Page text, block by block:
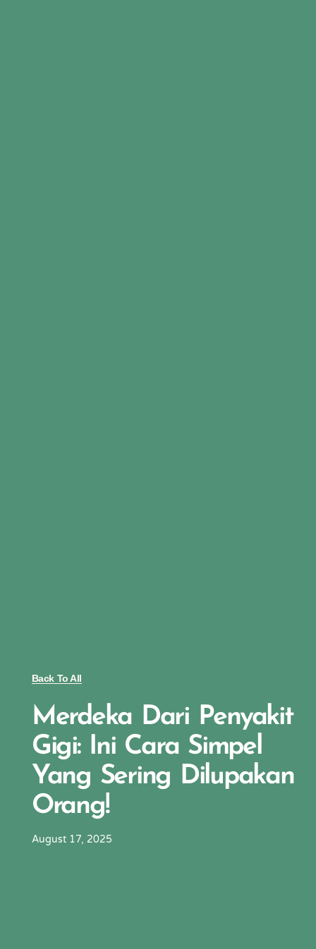
Back To All
Merdeka Dari Penyakit
Gigi: Ini Cara Simpel
Yang Sering Dilupakan
Orang!
August 17, 2025